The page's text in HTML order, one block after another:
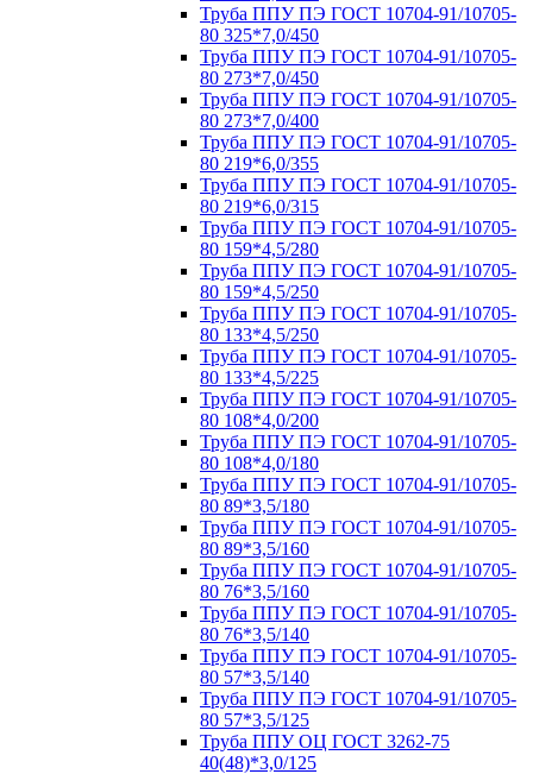
Труба ППУ ПЭ ГОСТ 10704-91/10705-
80 325*7,0/450
Труба ППУ ПЭ ГОСТ 10704-91/10705-
80 273*7,0/450
Труба ППУ ПЭ ГОСТ 10704-91/10705-
80 273*7,0/400
Труба ППУ ПЭ ГОСТ 10704-91/10705-
80 219*6,0/355
Труба ППУ ПЭ ГОСТ 10704-91/10705-
80 219*6,0/315
Труба ППУ ПЭ ГОСТ 10704-91/10705-
80 159*4,5/280
Труба ППУ ПЭ ГОСТ 10704-91/10705-
80 159*4,5/250
Труба ППУ ПЭ ГОСТ 10704-91/10705-
80 133*4,5/250
Труба ППУ ПЭ ГОСТ 10704-91/10705-
80 133*4,5/225
Труба ППУ ПЭ ГОСТ 10704-91/10705-
80 108*4,0/200
Труба ППУ ПЭ ГОСТ 10704-91/10705-
80 108*4,0/180
Труба ППУ ПЭ ГОСТ 10704-91/10705-
80 89*3,5/180
Труба ППУ ПЭ ГОСТ 10704-91/10705-
80 89*3,5/160
Труба ППУ ПЭ ГОСТ 10704-91/10705-
80 76*3,5/160
Труба ППУ ПЭ ГОСТ 10704-91/10705-
80 76*3,5/140
Труба ППУ ПЭ ГОСТ 10704-91/10705-
80 57*3,5/140
Труба ППУ ПЭ ГОСТ 10704-91/10705-
80 57*3,5/125
Труба ППУ ОЦ ГОСТ 3262-75
40(48)*3,0/125